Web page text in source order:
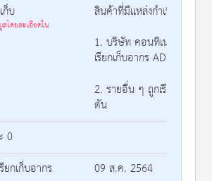
ก็บ
โดยละเอียดใน
สินค้าที่มีแหล่งกำเนิดจากปร
1. บริษัท คอนทิเนนทอล ปิโ
เรียกเก็บอากร AD ที่
2. รายอื่น ๆ ถูกเรียกเก็บอ
ตัน
0
ยกเก็บอากร
09 ส.ค. 2564